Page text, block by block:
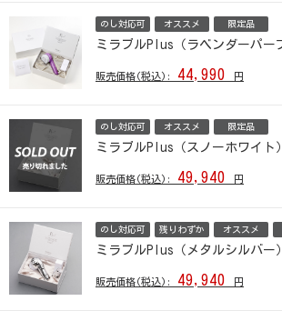
のし対応可 オススメ 限定品
ミラブルPlus（ラベンダーパー
販売価格(税込): 44,990 円
のし対応可 オススメ 限定品
ミラブルPlus（スノーホワイト）
販売価格(税込): 49,940 円
のし対応可 残りわずか オススメ
ミラブルPlus（メタルシルバー）
販売価格(税込): 49,940 円